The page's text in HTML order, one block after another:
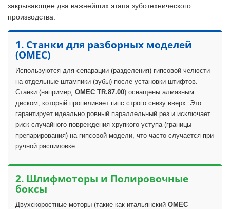
закрывающее два важнейших этапа зуботехнического
производства:
1. Станки для разборных моделей
(OMEC)
Используются для сепарации (разделения) гипсовой челюсти
на отдельные штампики (зубы) после установки штифтов.
Станки (например, OMEC TR.87.00) оснащены алмазным
диском, который пропиливает гипс строго снизу вверх. Это
гарантирует идеально ровный параллельный рез и исключает
риск случайного повреждения хрупкого уступа (границы
препарирования) на гипсовой модели, что часто случается при
ручной распиловке.
2. Шлифмоторы и Полировочные
боксы
Двухскоростные моторы (такие как итальянский OMEC